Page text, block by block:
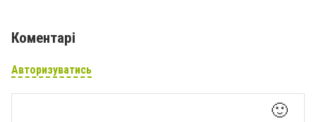
Коментарі
Авторизуватись
🙂